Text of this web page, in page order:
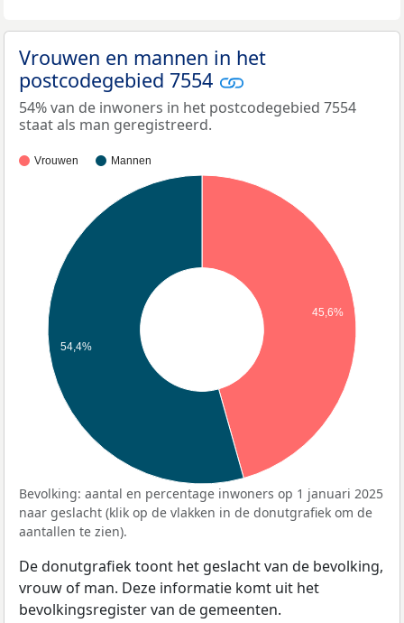
Vrouwen en mannen in het
postcodegebied 7554
54% van de inwoners in het postcodegebied 7554
staat als man geregistreerd.
Vrouwen Mannen
45,6%
54,4%
Bevolking: aantal en percentage inwoners op 1 januari 2025
naar geslacht (klik op de vlakken in de donutgrafiek om de
aantallen te zien).
De donutgrafiek toont het geslacht van de bevolking,
vrouw of man. Deze informatie komt uit het
bevolkingsregister van de gemeenten.